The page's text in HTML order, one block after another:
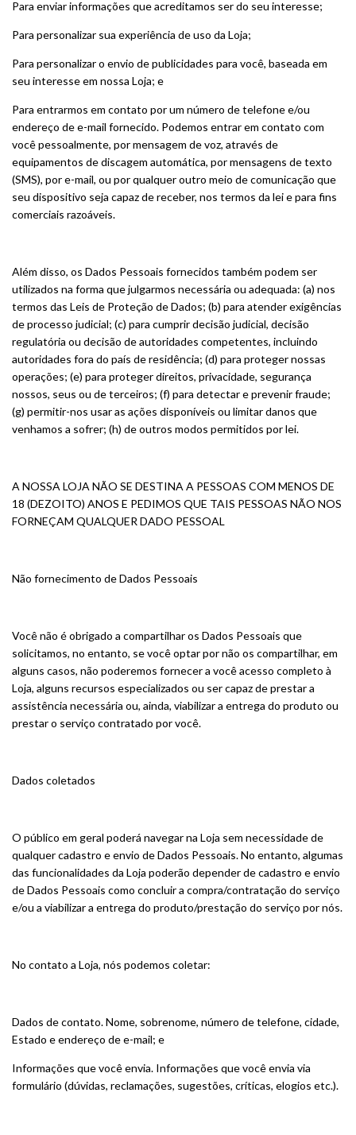
Para enviar informações que acreditamos ser do seu interesse;
Para personalizar sua experiência de uso da Loja;
Para personalizar o envio de publicidades para você, baseada em
seu interesse em nossa Loja; e
Para entrarmos em contato por um número de telefone e/ou
endereço de e-mail fornecido. Podemos entrar em contato com
você pessoalmente, por mensagem de voz, através de
equipamentos de discagem automática, por mensagens de texto
(SMS), por e-mail, ou por qualquer outro meio de comunicação que
seu dispositivo seja capaz de receber, nos termos da lei e para fins
comerciais razoáveis.
Além disso, os Dados Pessoais fornecidos também podem ser
utilizados na forma que julgarmos necessária ou adequada: (a) nos
termos das Leis de Proteção de Dados; (b) para atender exigências
de processo judicial; (c) para cumprir decisão judicial, decisão
regulatória ou decisão de autoridades competentes, incluindo
autoridades fora do país de residência; (d) para proteger nossas
operações; (e) para proteger direitos, privacidade, segurança
nossos, seus ou de terceiros; (f) para detectar e prevenir fraude;
(g) permitir-nos usar as ações disponíveis ou limitar danos que
venhamos a sofrer; (h) de outros modos permitidos por lei.
A NOSSA LOJA NÃO SE DESTINA A PESSOAS COM MENOS DE
18 (DEZOITO) ANOS E PEDIMOS QUE TAIS PESSOAS NÃO NOS
FORNEÇAM QUALQUER DADO PESSOAL
Não fornecimento de Dados Pessoais
Você não é obrigado a compartilhar os Dados Pessoais que
solicitamos, no entanto, se você optar por não os compartilhar, em
alguns casos, não poderemos fornecer a você acesso completo à
Loja, alguns recursos especializados ou ser capaz de prestar a
assistência necessária ou, ainda, viabilizar a entrega do produto ou
prestar o serviço contratado por você.
Dados coletados
O público em geral poderá navegar na Loja sem necessidade de
qualquer cadastro e envio de Dados Pessoais. No entanto, algumas
das funcionalidades da Loja poderão depender de cadastro e envio
de Dados Pessoais como concluir a compra/contratação do serviço
e/ou a viabilizar a entrega do produto/prestação do serviço por nós.
No contato a Loja, nós podemos coletar:
Dados de contato. Nome, sobrenome, número de telefone, cidade,
Estado e endereço de e-mail; e
Informações que você envia. Informações que você envia via
formulário (dúvidas, reclamações, sugestões, críticas, elogios etc.).